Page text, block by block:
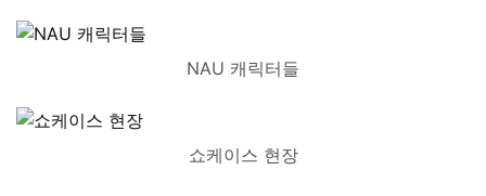
NAU 캐릭터들
쇼케이스 현장